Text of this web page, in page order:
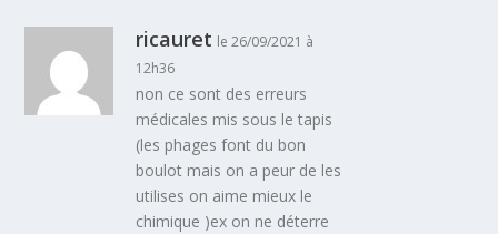
ricauret le 26/09/2021 à
12h36
non ce sont des erreurs
médicales mis sous le tapis
(les phages font du bon
boulot mais on a peur de les
utilises on aime mieux le
chimique )ex on ne déterre